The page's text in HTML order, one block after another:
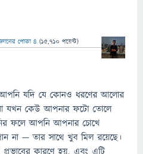
পোকা ৪ (15,710 পয়েন্ট)
আপনি যদি যে কোনও ধরণের আলোর
যখন কেউ আপনার ফটো তোলে
ফলে আপনি আপনার চোখে
না — তার সাথে খুব মিল রয়েছে।